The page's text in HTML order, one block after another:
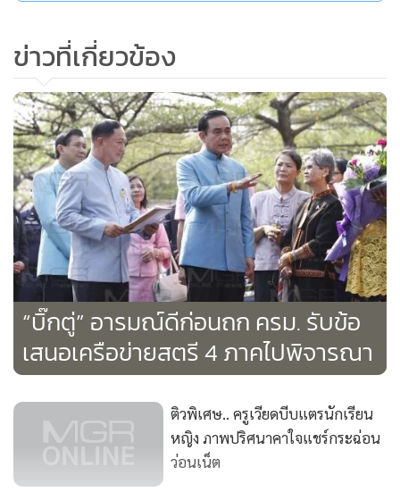
5-6 เดือน ตอนนั้นผมก็บอกว่า ไป ผมว่างมาก (ลากเสียงยาว)"
คาเมรอน บอกถึงจุดเริ่มต้นในการเป็นครูสอนภาษาอังกฤษส่วน
ตัวของพระรูปหนึ่ง ซึ่งตอนนั้นยังไม่รู้ว่าพระรูปนี้เป็นพระรูปใด
แต่กว่าจะผ่านด่านการคัดเลือก เขาบอกว่า ต้องสัมภาษณ์ถึง 8
ครั้ง โดยฝ่ายที่ทำการคัดเลือกบอกว่า "ต้องให้แน่ใจว่าฝรั่งที่สอน
เป็นคนดี และเป็นตัวอย่างที่ดีจริงๆ"
"กว่าจะได้ไปสอน ผมสัมภาษณ์ประมาณ 8 ครั้ง ถามว่าตัวเลือก
เยอะมั้ย เขาบอกผมว่าเยอะนะ สุดท้ายผมก็ได้ไปสอนท่าน บอก
ตรงๆ ผมรู้สึกว่าตัวเองโชคดีมากๆ กระทั่งมารู้ว่าพระรูปนี้คือใคร
ผมเห็นรูปครั้งแรกก็ตกใจ เพราะเคยเห็นในหนังสือที่ร้านสะดวก
ซื้อบ่อยมาก (ลากเสียงยาว) ผมก็ถามย้ำว่า รูปนี้เหรอ เขาก็บอก
ว่า ใช่ๆ โอ้โห! ตอนนั้นเครียดเลย (หัวเราะ) นี่คืองานใหญ่มากๆ
เกิดความประหม่าขึ้นมาทันที
ครั้งแรกที่ได้เจอกับท่านว.วชิรเมธีที่ศูนย์วิปัสสนาไร่เชิญตะวัน
จ.เชียงราย ท่านใจดีมากๆ ครับ ส่วนผมก็เตรียมบทเรียนไปสอน
ข่าวที่เกี่ยวข้อง
“บิ๊กตู่” อารมณ์ดีก่อนถก ครม. รับข้อ
เสนอเครือข่ายสตรี 4 ภาคไปพิจารณา
ติวพิเศษ.. ครูเวียดบีบแตรนักเรียน
หญิง ภาพปริศนาคาใจแชร์กระฉ่อน
ว่อนเน็ต